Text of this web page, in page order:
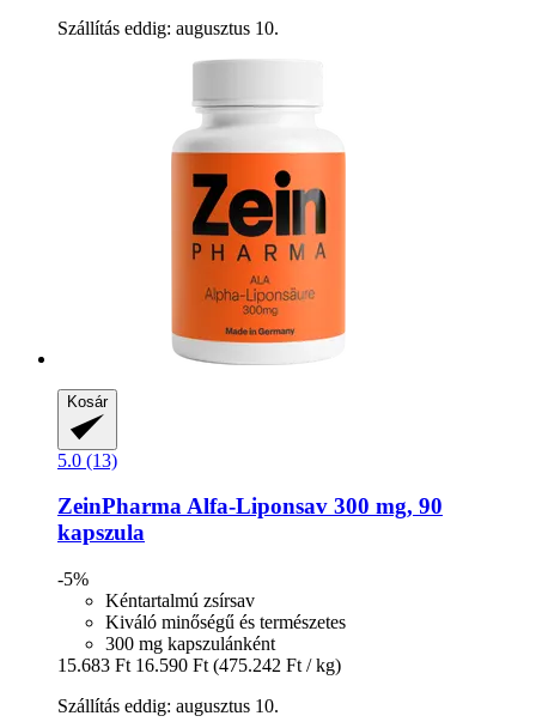
Szállítás eddig: augusztus 10.
Kosár
5.0 (13)
ZeinPharmaAlfa-​Liponsav 300 mg, 90
kapszula
-5%
Kéntartalmú zsírsav
Kiváló minőségű és természetes
300 mg kapszulánként
15.683 Ft 16.590 Ft (475.242 Ft / kg)
Szállítás eddig: augusztus 10.